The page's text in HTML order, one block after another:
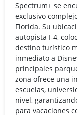
Spectrum+ se
exclusivo
Florida. Su
autopista I-4,
destino turístico
inmediato a
principales
zona ofrece una
escuelas,
nivel,
para vacaciones